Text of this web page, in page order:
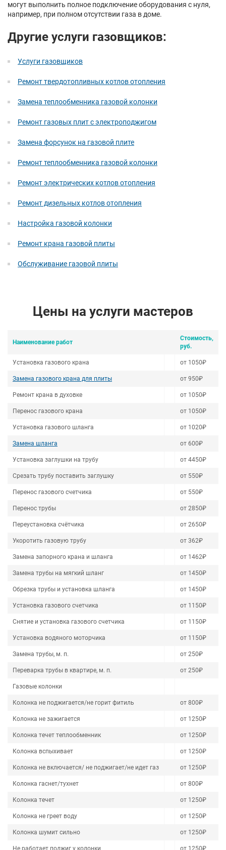
могут выполнить полное подключение оборудования с нуля,
например, при полном отсутствии газа в доме.
Другие услуги газовщиков:
Услуги газовщиков
Ремонт твердотопливных котлов отопления
Замена теплообменника газовой колонки
Ремонт газовых плит с электроподжигом
Замена форсунок на газовой плите
Ремонт теплообменника газовой колонки
Ремонт электрических котлов отопления
Ремонт дизельных котлов отопления
Настройка газовой колонки
Ремонт крана газовой плиты
Обслуживание газовой плиты
Цены на услуги мастеров
Наименование работ
Стоимость,
руб.
Установка газового крана от 1050₽
Замена газового крана для плиты от 950₽
Ремонт крана в духовке от 1050₽
Перенос газового крана от 1050₽
Установка газового шланга от 1020₽
Замена шланга от 600₽
Установка заглушки на трубу от 4450₽
Срезать трубу поставить заглушку от 550₽
Перенос газового счетчика от 550₽
Перенос трубы от 2850₽
Переустановка счётчика от 2650₽
Укоротить газовую трубу от 362₽
Замена запорного крана и шланга от 1462₽
Замена трубы на мягкий шланг от 1450₽
Обрезка трубы и установка шланга от 1450₽
Установка газового счетчика от 1150₽
Снятие и установка газового счетчика от 1150₽
Установка водяного моторчика от 1150₽
Замена трубы, м. п. от 250₽
Переварка трубы в квартире, м. п. от 250₽
Газовые колонки
Колонка не поджигается/не горит фитиль от 800₽
Колонка не зажигается от 1250₽
Колонка течет теплообменник от 1250₽
Колонка вспыхивает от 1250₽
Колонка не включается/ не поджигает/не идет газ от 1250₽
Колонка гаснет/тухнет от 800₽
Колонка течет от 1250₽
Колонка не греет воду от 1250₽
Колонка шумит сильно от 1250₽
Не работает поджиг у колонки от 1250₽